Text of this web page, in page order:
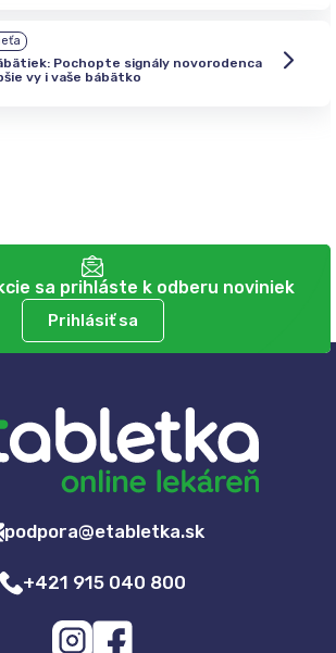
Pochopte signály novorodenca
vy i vaše bábätko
sa prihláste k odberu noviniek
Prihlásiť sa
podpora@etabletka.sk
+421 915 040 800